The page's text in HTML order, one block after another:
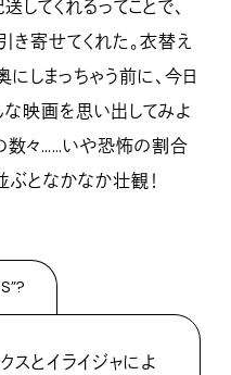
してくれるってことで、
き寄せてくれた。衣替え
しまっちゃう前に、今日
映画を思い出してみよ
数々……いや恐怖の割合
ぶとなかなか壮観！
スとイライジャによ